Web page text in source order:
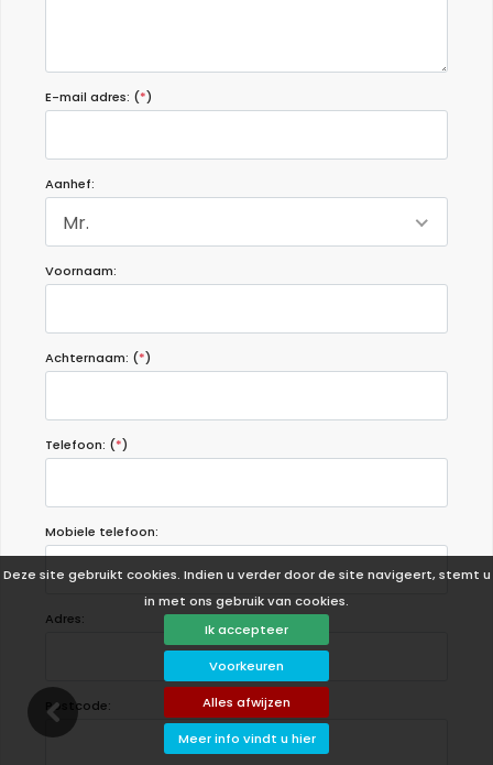
Deze site gebruikt cookies. Indien u verder door de site navigeert, stemt u
in met ons gebruik van cookies.
Ik accepteer
Voorkeuren
Alles afwijzen
Meer info vindt u hier
E-mail adres: (*)
Aanhef:
Mr.
Voornaam:
Achternaam: (*)
Telefoon: (*)
Mobiele telefoon:
Adres:
Postcode: